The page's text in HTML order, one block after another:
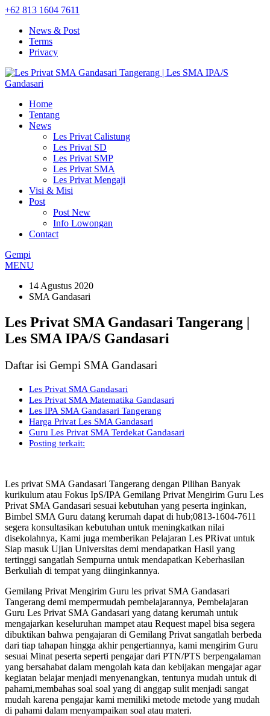
+62 813 1604 7611
News & Post
Terms
Privacy
Home
Tentang
News
Les Privat Calistung
Les Privat SD
Les Privat SMP
Les Privat SMA
Les Privat Mengaji
Visi & Misi
Post
Post New
Info Lowongan
Contact
Gempi
MENU
14 Agustus 2020
SMA Gandasari
Les Privat SMA Gandasari Tangerang |
Les SMA IPA/S Gandasari
Daftar isi Gempi SMA Gandasari
Les Privat SMA Gandasari
Les Privat SMA Matematika Gandasari
Les IPA SMA Gandasari Tangerang
Harga Privat Les SMA Gandasari
Guru Les Privat SMA Terdekat Gandasari
Posting terkait:
Les privat SMA Gandasari Tangerang dengan Pilihan Banyak
kurikulum atau Fokus IpS/IPA Gemilang Privat Mengirim Guru Les
Privat SMA Gandasari sesuai kebutuhan yang peserta inginkan,
Bimbel SMA Guru datang kerumah dapat di hub;0813-1604-7611
segera konsultasikan kebutuhan untuk meningkatkan nilai
disekolahnya, Kami juga memberikan Pelajaran Les PRivat untuk
Siap masuk Ujian Universitas demi mendapatkan Hasil yang
tertinggi sangatlah Sempurna untuk mendapatkan Keberhasilan
Berkuliah di tempat yang diinginkannya.
Gemilang Privat Mengirim Guru les privat SMA Gandasari
Tangerang demi mempermudah pembelajarannya, Pembelajaran
Guru Les Privat SMA Gandasari yang datang kerumah untuk
mengajarkan keseluruhan mampet atau Request mapel bisa segera
dibuktikan bahwa pengajaran di Gemilang Privat sangatlah berbeda
dari tiap tahapan hingga akhir pengertiannya, kami mengirim Guru
sesuai Minat peserta seperti pengajar dari PTN/PTS berpengalaman
yang bersahabat dalam mengolah kata dan kebijakan mengajar agar
kegiatan belajar menjadi menyenangkan, tentunya mudah untuk di
pahami,membahas soal soal yang di anggap sulit menjadi sangat
mudah karena pengajar kami memiliki metode metode yang mudah
di pahami dalam menyampaikan soal atau materi.